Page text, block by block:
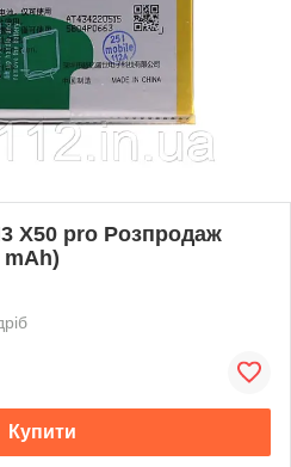
X50 pro Розпродаж
mAh)
Купити